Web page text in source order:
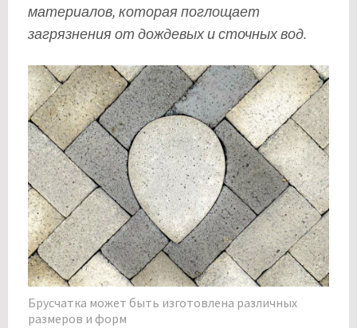
материалов, которая поглощает
загрязнения от дождевых и сточных вод.
Брусчатка может быть изготовлена различных
размеров и форм